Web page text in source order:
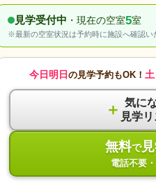
見学受付中 ・現在の空室5室
※最新の空室状況は予約時に施設へ確認い
今日明日 の見学予約もOK！
＋ 気に
見学リ
無料で
電話不要